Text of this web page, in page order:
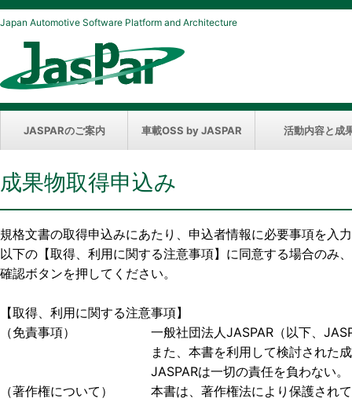
Japan Automotive Software Platform and Architecture
JASPARのご案内 車載OSS by JASPAR 活動内容と成
成果物取得申込み
規格文書の取得申込みにあたり、申込者情報に必要事項を入
以下の【取得、利用に関する注意事項】に同意する場合のみ
確認ボタンを押してください。
【取得、利用に関する注意事項】
（免責事項） 一般社団法人JASPAR（以下、
また、本書を利用して検討された成果物、また
JASPARは一切の責任を負わない。
（著作権について） 本書は、著作権法により保護されて